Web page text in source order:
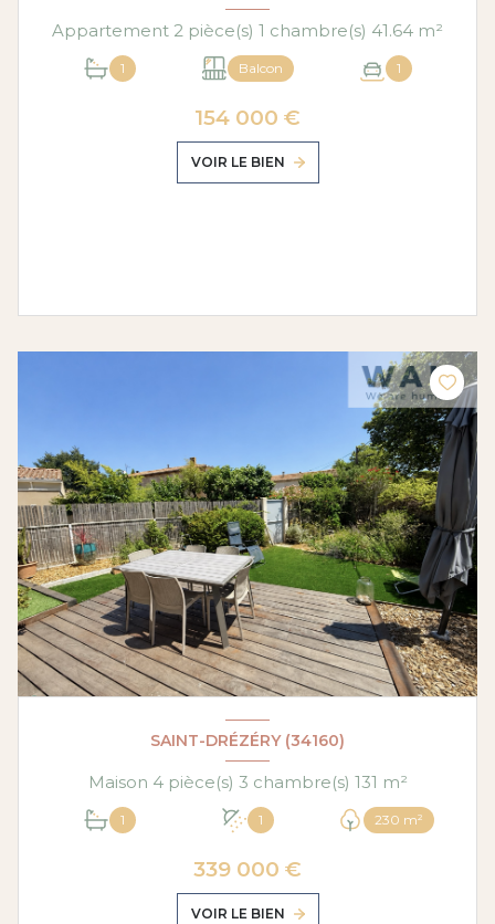
Appartement 2 pièce(s) 1 chambre(s) 41.64 m²
1 Balcon 1
154 000 €
VOIR LE BIEN
SAINT-DRÉZÉRY (34160)
Maison 4 pièce(s) 3 chambre(s) 131 m²
1 1 230 m²
339 000 €
VOIR LE BIEN